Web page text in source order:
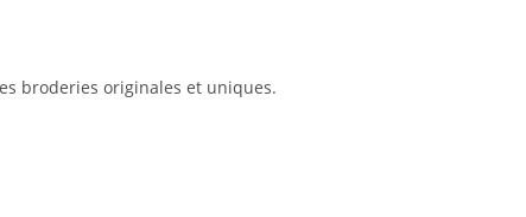
broderies originales et uniques.